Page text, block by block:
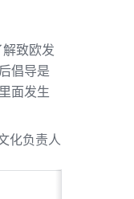
致欧发
倡导是
面发生
化负责人